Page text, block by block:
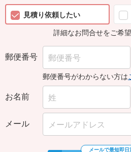
見積り依頼したい
詳細なお問合せをご希
郵便番号
郵便番号がわからない方は
お名前
メール